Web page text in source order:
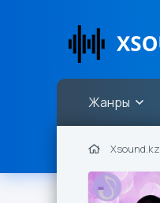
Жанры
Xsound.kz